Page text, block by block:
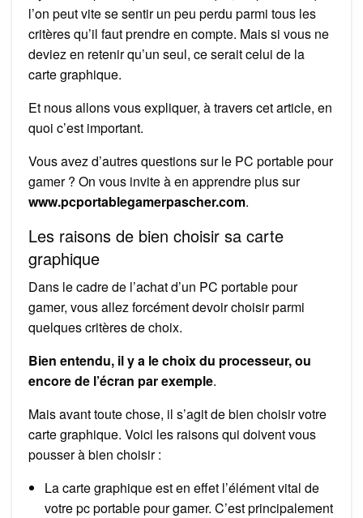
l’on peut vite se sentir un peu perdu parmi tous les
critères qu’il faut prendre en compte. Mais si vous ne
deviez en retenir qu’un seul, ce serait celui de la
carte graphique.
Et nous allons vous expliquer, à travers cet article, en
quoi c’est important.
Vous avez d’autres questions sur le PC portable pour
gamer ? On vous invite à en apprendre plus sur
www.pcportablegamerpascher.com.
Les raisons de bien choisir sa carte
graphique
Dans le cadre de l’achat d’un PC portable pour
gamer, vous allez forcément devoir choisir parmi
quelques critères de choix.
Bien entendu, il y a le choix du processeur, ou
encore de l’écran par exemple.
Mais avant toute chose, il s’agit de bien choisir votre
carte graphique. Voici les raisons qui doivent vous
pousser à bien choisir :
La carte graphique est en effet l’élément vital de
votre pc portable pour gamer. C’est principalement